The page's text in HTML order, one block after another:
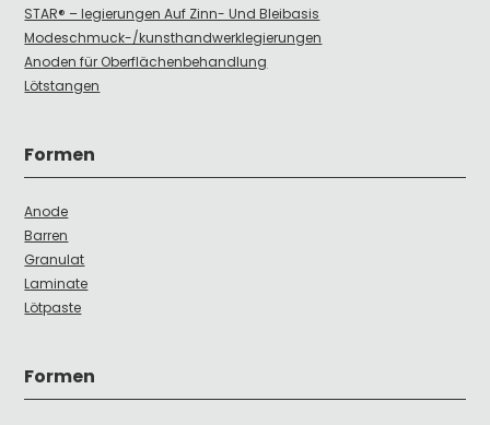
STAR® – legierungen Auf Zinn- Und Bleibasis
Modeschmuck-/kunsthandwerklegierungen
Anoden für Oberflächenbehandlung
Lötstangen
Formen
Anode
Barren
Granulat
Laminate
Lötpaste
Formen